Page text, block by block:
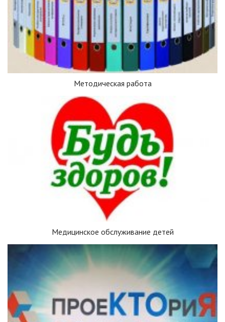
Методическая работа
Медицинское обслуживание детей